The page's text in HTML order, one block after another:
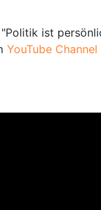
ist
YouTube